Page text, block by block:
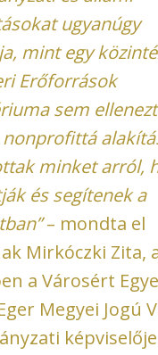
ugyanúgy
mint egy
Erőforrások
sem
minket arról,
és segítenek a
– mondta el
Mirkóczki Zita,
a Városért
Megyei Jogú